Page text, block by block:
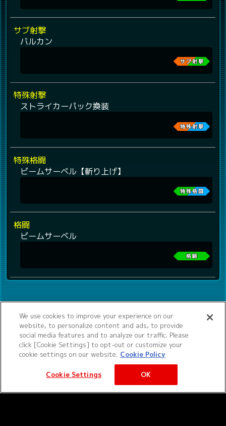
サブ射撃
バルカン
特殊射撃
ストライカーパック換装
特殊格闘
ビームサーベル【斬り上げ】
格闘
ビームサーベル
We use cookies to improve your experience on our
website, to personalize content and ads, to provide
social media features and to analyze our traffic. Please
click [Cookie Settings] to opt-out or customize your
cookie settings on our website. Cookie Policy
Cookie Settings OK